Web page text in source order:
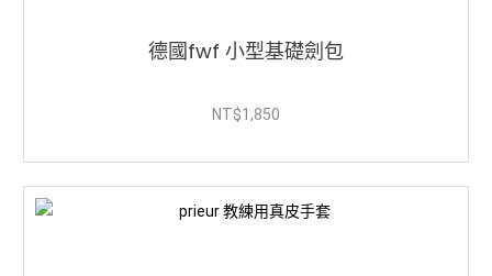
德國fwf 小型基礎劍包
NT$1,850